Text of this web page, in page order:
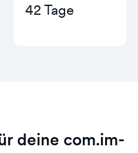
42 Tage
deine com.im-